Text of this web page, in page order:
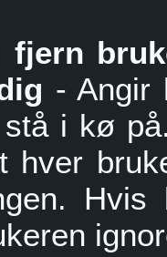
fjern
- Angir
i kø
hver